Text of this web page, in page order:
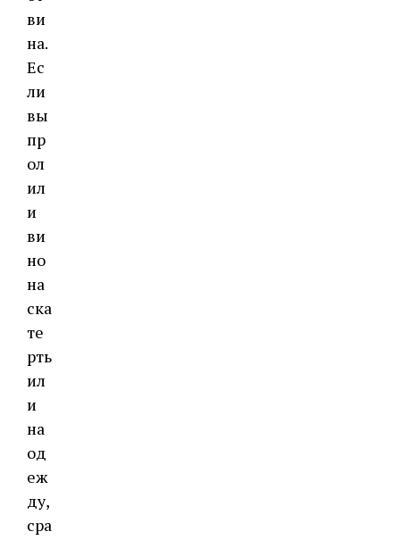
ви
на.
Ес
ли
вы
пр
ол
ил
и
ви
но
на
ска
те
рть
ил
и
на
од
еж
ду,
сра